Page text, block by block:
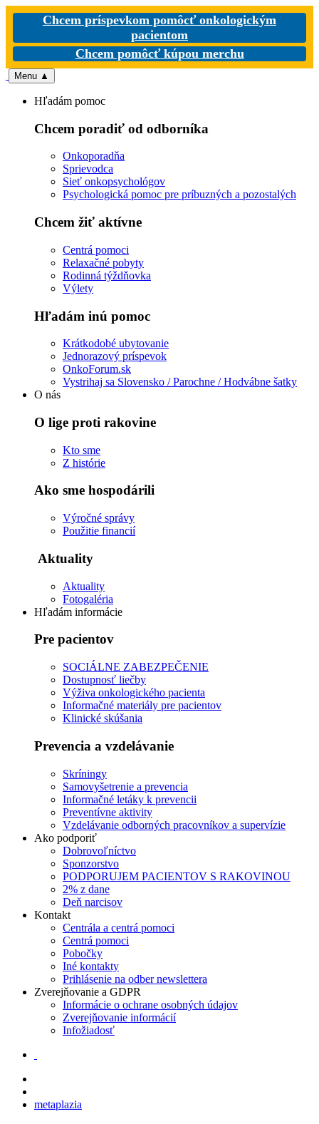
Chcem príspevkom pomôcť onkologickým
pacientom
Chcem pomôcť kúpou merchu
Menu ▲
Hľadám pomoc
Chcem poradiť od odborníka
Onkoporadňa
Sprievodca
Sieť onkopsychológov
Psychologická pomoc pre príbuzných a pozostalých
Chcem žiť aktívne
Centrá pomoci
Relaxačné pobyty
Rodinná týždňovka
Výlety
Hľadám inú pomoc
Krátkodobé ubytovanie
Jednorazový príspevok
OnkoForum.sk
Vystrihaj sa Slovensko / Parochne / Hodvábne šatky
O nás
O lige proti rakovine
Kto sme
Z histórie
Ako sme hospodárili
Výročné správy
Použitie financií
Aktuality
Aktuality
Fotogaléria
Hľadám informácie
Pre pacientov
SOCIÁLNE ZABEZPEČENIE
Dostupnosť liečby
Výživa onkologického pacienta
Informačné materiály pre pacientov
Klinické skúšania
Prevencia a vzdelávanie
Skríningy
Samovyšetrenie a prevencia
Informačné letáky k prevencii
Preventívne aktivity
Vzdelávanie odborných pracovníkov a supervízie
Ako podporiť
Dobrovoľníctvo
Sponzorstvo
PODPORUJEM PACIENTOV S RAKOVINOU
2% z dane
Deň narcisov
Kontakt
Centrála a centrá pomoci
Centrá pomoci
Pobočky
Iné kontakty
Prihlásenie na odber newslettera
Zverejňovanie a GDPR
Informácie o ochrane osobných údajov
Zverejňovanie informácií
Infožiadosť
metaplazia